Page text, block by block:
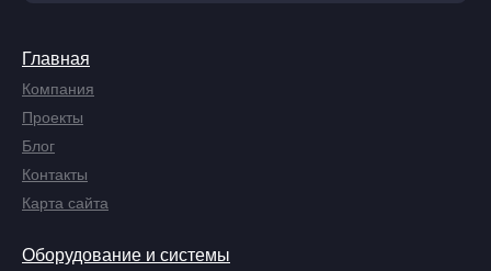
Главная
Компания
Проекты
Блог
Контакты
Оборудование и системы
Карта сайта